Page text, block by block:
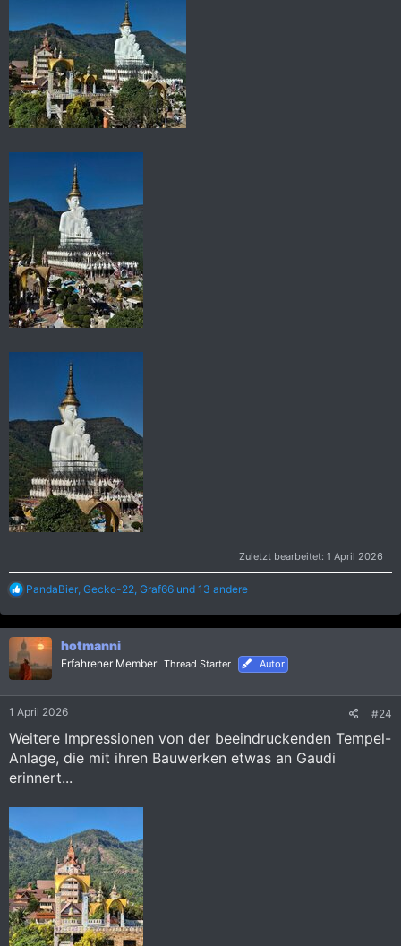
Zuletzt bearbeitet: 1 April 2026
R
a
k
t
i
o
n
PandaBier, Gecko-22, Graf66 und 13 andere
hotmanni
Erfahrener Member Thread Starter Autor
1 April 2026 #24
Weitere Impressionen von der beeindruckenden Tempel-
Anlage, die mit ihren Bauwerken etwas an Gaudi
erinnert...